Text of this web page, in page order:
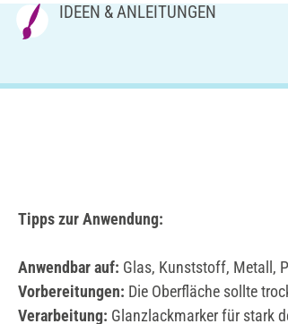
IDEEN & ANLEITUNGEN
Tipps zur Anwendung:
Anwendbar auf: Glas, Kunststoff, Metall,
Vorbereitungen: Die Oberfläche sollte
Verarbeitung: Glanzlackmarker für stark